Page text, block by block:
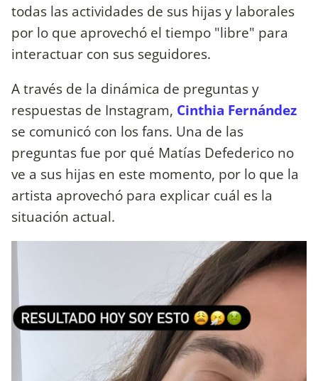
todas las actividades de sus hijas y laborales
por lo que aprovechó el tiempo "libre" para
interactuar con sus seguidores.
A través de la dinámica de preguntas y
respuestas de Instagram, Cinthia Fernández
se comunicó con los fans. Una de las
preguntas fue por qué Matías Defederico no
ve a sus hijas en este momento, por lo que la
artista aprovechó para explicar cuál es la
situación actual.